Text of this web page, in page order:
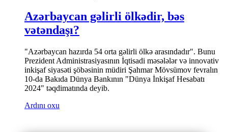
Azərbaycan gəlirli ölkədir, bəs
vətəndaşı?
"Azərbaycan hazırda 54 orta gəlirli ölkə arasındadır". Bunu
Prezident Administrasiyasının İqtisadi məsələlər və innovativ
inkişaf siyasəti şöbəsinin müdiri Şahmar Mövsümov fevralın
10-da Bakıda Dünya Bankının "Dünya İnkişaf Hesabatı
2024" təqdimatında deyib.
Ardını oxu